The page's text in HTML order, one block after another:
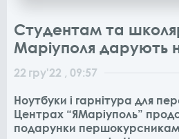
Студентам та
Маріуполя дарують
22 гру'22 , 09:57
Ноутбуки і гарнітура для
Центрах “ЯМаріуполь”
подарунки